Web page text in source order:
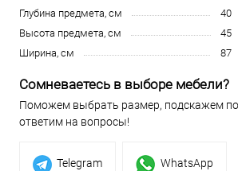
Глубина предмета, см
40
Высота предмета, см
45
Ширина, см
87
Сомневаетесь в выборе мебели?
Поможем выбрать размер, подскажем
ответим на вопросы!
Telegram WhatsApp